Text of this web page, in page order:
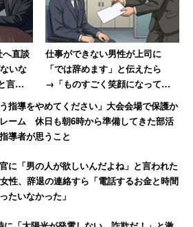
（28票）、3位鈴木亮平さん（27
。みな朝ドラ出演俳優で、妻帯
」「優しそう」というイメージの強
っていた。
ラッシュモブに新婦ブチ切れ！ 離
へ直談
いな
言わ
仕事ができない男性が上司に
「では辞めます」と伝えたら
→「ものすごく笑顔になって、
その場で退職届を書かされまし
た」
う指導をやめてください」大会会場で保護か
ーム 休日も朝6時から準備してきた部活
導者が思うこと
に「男の人が欲しいんだよね」と言われた
性、辞退の連絡すら「電話するお金と時間
たいなかった」